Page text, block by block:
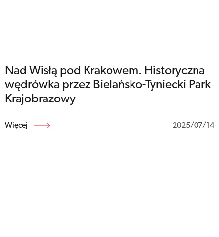
Nad Wisłą pod Krakowem. Historyczna
wędrówka przez Bielańsko-Tyniecki Park
Krajobrazowy
Więcej 2025/07/14